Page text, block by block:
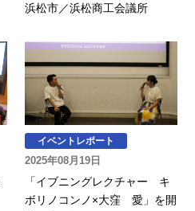
浜松市／浜松商工会議所
イベントレポート
2025年08月19日
「イブニングレクチャー キ
ボリノコンノ×大窪 愛」を開